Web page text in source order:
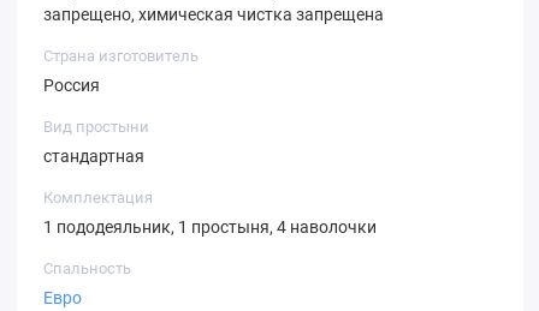
запрещено, химическая чистка запрещена
Страна изготовитель
Россия
Вид простыни
стандартная
Комплектация
1 пододеяльник, 1 простыня, 4 наволочки
Спальность
Евро